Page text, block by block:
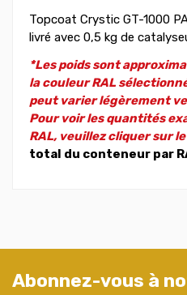
Topcoat Crystic GT-1000
livré avec 0,5 kg de
*Les poids sont
la couleur RAL
peut varier légèrement
Pour voir les quantités
RAL, veuillez cliquer sur
total du conteneur par
Abonnez-vous à